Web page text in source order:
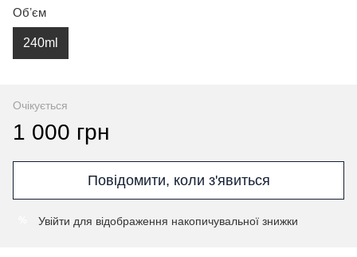
Обʼєм
240ml
Очікується
1 000 грн
Повідомити, коли з'явиться
Увійти для відображення накопичувальної знижки